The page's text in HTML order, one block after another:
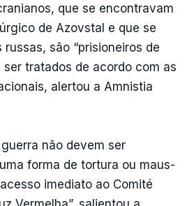
que se encontravam
de Azovstal e que se
são “prisioneiros de
ser tratados de acordo com as
alertou a Amnistia
não devem ser
forma de tortura ou maus-
imediato ao Comité